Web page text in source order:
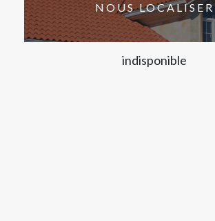
NOUS LOCALISER
indisponible